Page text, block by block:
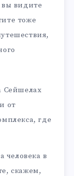
видите
тоже
Сейшелах
от
где
человека в
скажем,